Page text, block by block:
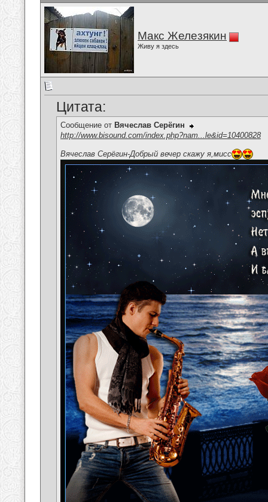
Макс Железякин
Живу я здесь
Цитата:
Сообщение от Вячеслав Серёгин
http://www.bisound.com/index.php?nam...le&id=10400828
Вячеслав Серёгин-Добрый вечер скажу я,мисс